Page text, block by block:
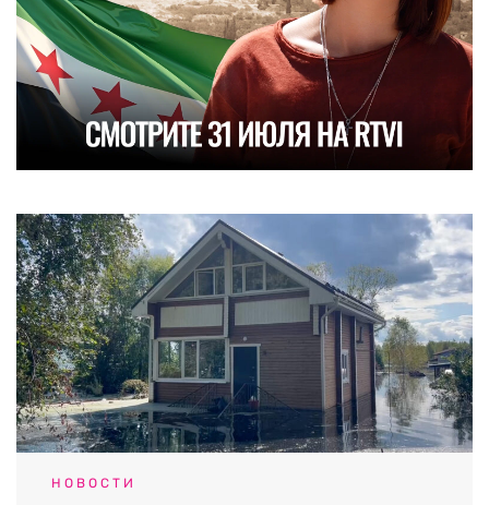
НОВОСТИ